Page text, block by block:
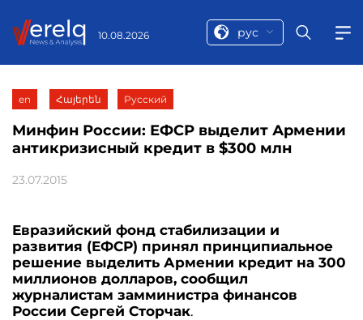
10.08.2026 рус
en Հայերեն Русский
Минфин России: ЕФСР выделит Армении
антикризисный кредит в $300 млн
23.07.2015
Евразийский фонд стабилизации и
развития (ЕФСР) принял принципиальное
решение выделить Армении кредит на 300
миллионов долларов, сообщил
журналистам замминистра финансов
России Сергей Сторчак.